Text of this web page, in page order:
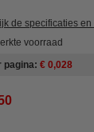
de specificaties
voorraad
pagina € 0,028